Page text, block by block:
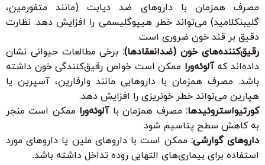
مصرف همزمان با داروهای ضد دیابت (مانند متفورمین،
گلیبنکلامید) می‌تواند خطر هیپوگلیسمی را افزایش دهد. نظارت
دقیق بر قند خون ضروری است.
رقیق‌کننده‌های خون (ضدانعقادها):برخی مطالعات حیوانی نشان
داده‌اند کهآلوئه‌ورا ممکن است خواص رقیق‌کنندگی خون داشته
باشد. مصرف همزمان با داروهایی مانند وارفارین، آسپرین یا
هپارین می‌تواند خطر خونریزی را افزایش دهد.
کورتیواستروئیدها:مصرف همزمان باآلوئه‌ورا ممکن است منجر
به کاهش سطح پتاسیم شود.
داروهای گوارشی: ممکن است با داروهای ملین یا داروهای مورد
استفاده برای بیماری‌های التهابی روده تداخل داشته باشد.